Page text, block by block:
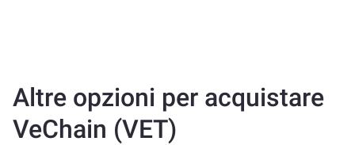
Altre opzioni per acquistare
VeChain (VET)